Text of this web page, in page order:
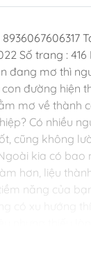
Số trang : 416
đang mơ thì
đường hiện
mơ về thành
Có nhiều
cũng không
kia có bao
hơn, liệu
năng của
nhưng thiếu
ta khát
một đứa trẻ